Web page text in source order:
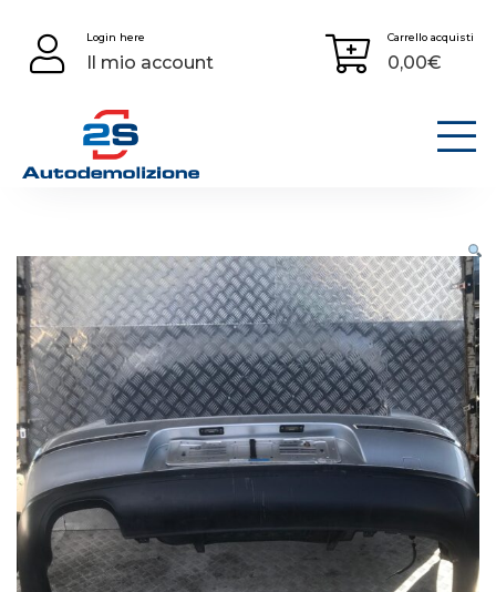
content
Login here
Il mio account
Carrello acquisti
0,00€